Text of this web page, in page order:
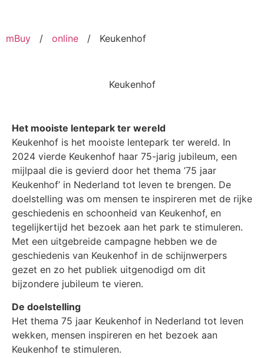
mBuy / online / Keukenhof
Keukenhof
Het mooiste lentepark ter wereld
Keukenhof is het mooiste lentepark ter wereld. In
2024 vierde Keukenhof haar 75-jarig jubileum, een
mijlpaal die is gevierd door het thema ’75 jaar
Keukenhof’ in Nederland tot leven te brengen. De
doelstelling was om mensen te inspireren met de rijke
geschiedenis en schoonheid van Keukenhof, en
tegelijkertijd het bezoek aan het park te stimuleren.
Met een uitgebreide campagne hebben we de
geschiedenis van Keukenhof in de schijnwerpers
gezet en zo het publiek uitgenodigd om dit
bijzondere jubileum te vieren.
De doelstelling
Het thema 75 jaar Keukenhof in Nederland tot leven
wekken, mensen inspireren en het bezoek aan
Keukenhof te stimuleren.